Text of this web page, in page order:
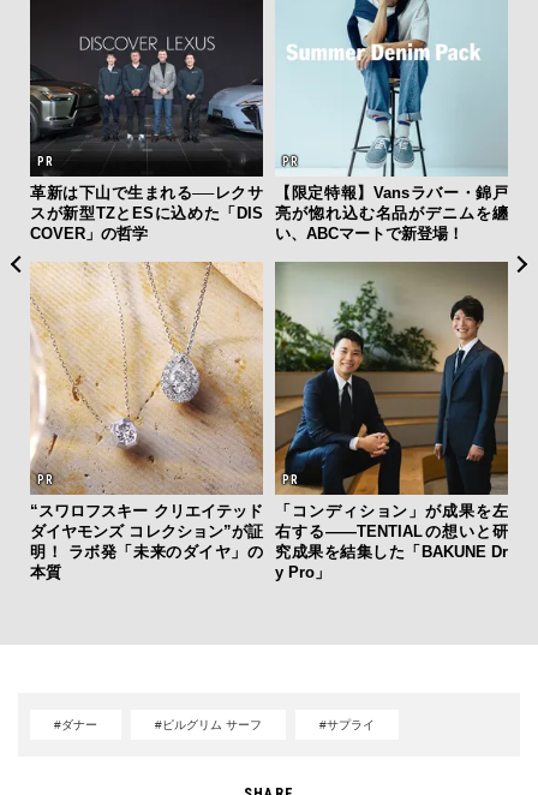
革新は下山で生まれる──レクサ
スが新型TZとESに込めた「DIS
COVER」の哲学
【限定特報】Vansラバー・錦戸
亮が惚れ込む名品がデニムを纏
い、ABCマートで新登場！
“スワロフスキー クリエイテッド
ダイヤモンズ コレクション”が証
明！ ラボ発「未来のダイヤ」の
本質
「コンディション」が成果を左
右する——TENTIALの想いと研
究成果を結集した「BAKUNE Dr
y Pro」
#ダナー #ピルグリム サーフ #サプライ